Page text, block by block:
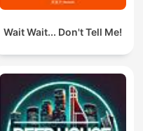
Wait Wait... Don't Tell Me!